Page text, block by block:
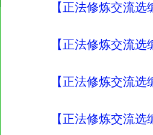
【正法修炼交流
【正法修炼交流
【正法修炼交流
【正法修炼交流